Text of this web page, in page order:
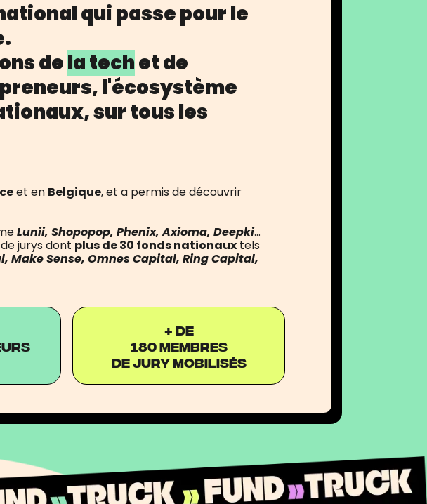
qui passe pour le
dela techet de
l'écosystème
sur tous les
et en Belgique, et a permis de découvrir
Lunii, Shopopop, Phenix, Axioma, Deepki...
jurys dont plus de 30 fonds nationaux tels
Make Sense, Omnes Capital, Ring Capital,
+ DE
180 membres
de jury mobilisés